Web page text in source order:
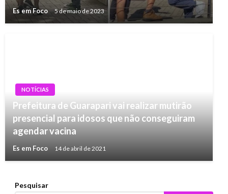
Es em Foco 5 de maio de 2023
NOTÍCIAS
Prefeitura de Guarapari vai realizar mutirão
presencial para idosos que não conseguiram
agendar vacina
Es em Foco 14 de abril de 2021
Pesquisar